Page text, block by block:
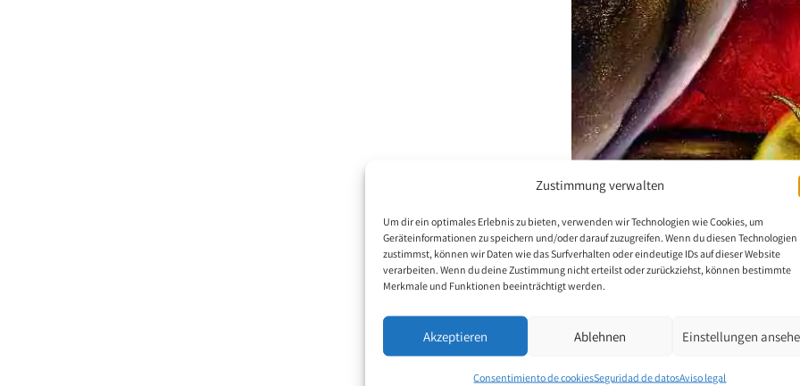
Zustimmung verwalten
Um dir ein optimales Erlebnis zu bieten, verwenden wir Technologien wie Cookies, um
Geräteinformationen zu speichern und/oder darauf zuzugreifen. Wenn du diesen Technologien
zustimmst, können wir Daten wie das Surfverhalten oder eindeutige IDs auf dieser Website
verarbeiten. Wenn du deine Zustimmung nicht erteilst oder zurückziehst, können bestimmte
Merkmale und Funktionen beeinträchtigt werden.
Akzeptieren Ablehnen Einstellungen
Consentimiento de cookiesSeguridad de datosAviso legal